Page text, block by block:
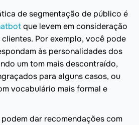
de segmentação de público é
que levem em consideração
Por exemplo, você pode
às personalidades dos
um tom mais descontraído,
para alguns casos, ou
vocabulário mais formal e
dar recomendações com